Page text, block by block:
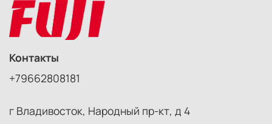
Контакты
+79662808181
г Владивосток, Народный пр-кт, д 4